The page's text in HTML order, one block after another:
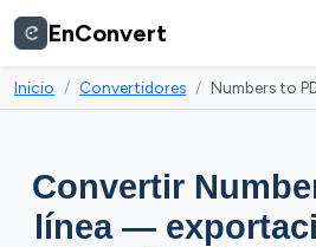
EnConvert
Inicio Convertidores Numbers to
Convertir
línea —